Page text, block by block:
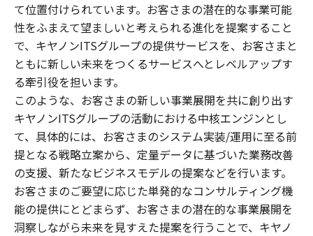
て位置付けられています。お客さまの潜在的な事業可能
性をふまえて望ましいと考えられる進化を提案すること
で、キヤノンITSグループの提供サービスを、お客さまと
ともに新しい未来をつくるサービスへとレベルアップす
る牽引役を担います。
このような、お客さまの新しい事業展開を共に創り出す
キヤノンITSグループの活動における中核エンジンとし
て、具体的には、お客さまのシステム実装/運用に至る前
提となる戦略立案から、定量データに基づいた業務改善
の支援、新たなビジネスモデルの提案などを行います。
お客さまのご要望に応じた単発的なコンサルティング機
能の提供にとどまらず、お客さまの潜在的な事業展開を
洞察しながら未来を見すえた提案を行うことで、キヤノ